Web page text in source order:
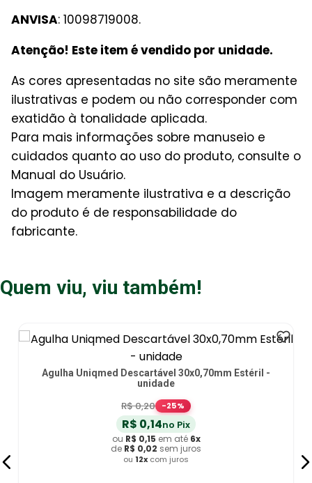
ANVISA: 10098719008.
Atenção! Este item é vendido por unidade.
As cores apresentadas no site são meramente
ilustrativas e podem ou não corresponder com
exatidão à tonalidade aplicada.
Para mais informações sobre manuseio e
cuidados quanto ao uso do produto, consulte o
Manual do Usuário.
Imagem meramente ilustrativa e a descrição
do produto é de responsabilidade do
fabricante.
Quem viu, viu também!
Agulha Uniqmed Descartável 30x0,70mm Estéril -
unidade
R$0,20 -25%
R$ 0,14no Pix
ou R$ 0,15 em até 6x
de R$ 0,02 sem juros
ou 12x com juros